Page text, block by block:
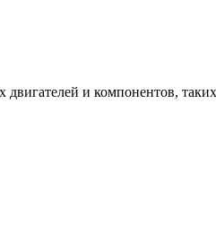
и компонентов,